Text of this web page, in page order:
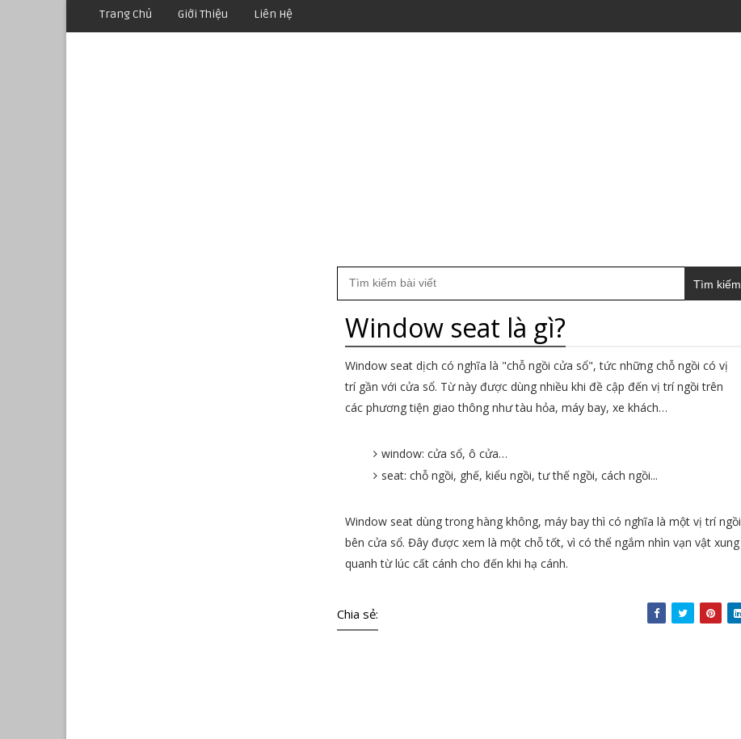
Trang Chủ Giới Thiệu Liên Hệ
Tìm kiếm
Window seat là gì?
Window seat dịch có nghĩa là "chỗ ngồi cửa sổ", tức những chỗ ngồi có vị
trí gần với cửa sổ. Từ này được dùng nhiều khi đề cập đến vị trí ngồi trên
các phương tiện giao thông như tàu hỏa, máy bay, xe khách…
window: cửa sổ, ô cửa…
seat: chỗ ngồi, ghế, kiểu ngồi, tư thế ngồi, cách ngồi...
Window seat dùng trong hàng không, máy bay thì có nghĩa là một vị trí ngồi
bên cửa sổ. Đây được xem là một chỗ tốt, vì có thể ngắm nhìn vạn vật xung
quanh từ lúc cất cánh cho đến khi hạ cánh.
Chia sẻ: